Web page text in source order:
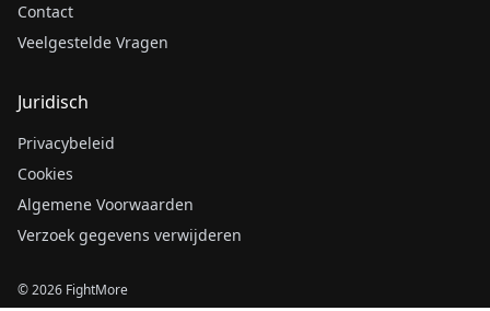
Contact
Veelgestelde Vragen
Juridisch
Privacybeleid
Cookies
Algemene Voorwaarden
Verzoek gegevens verwijderen
© 2026 FightMore